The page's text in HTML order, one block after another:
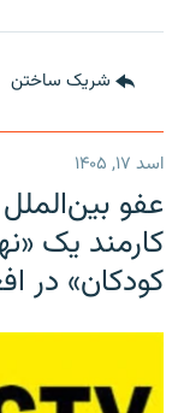
شریک ساختن
اسد ۱۷, ۱۴۰۵
عفو
کارمند یک
کودکان» در